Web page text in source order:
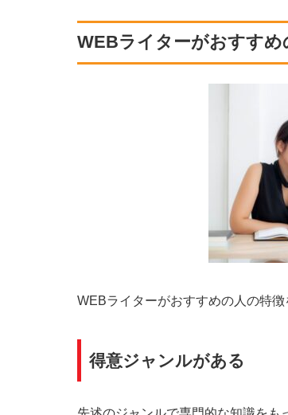
WEBライターがおすすめ
WEBライターがおすすめの人の特徴
得意ジャンルがある